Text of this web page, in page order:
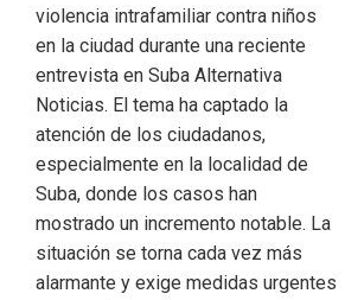
violencia intrafamiliar contra niños
en la ciudad durante una reciente
entrevista en Suba Alternativa
Noticias. El tema ha captado la
atención de los ciudadanos,
especialmente en la localidad de
Suba, donde los casos han
mostrado un incremento notable. La
situación se torna cada vez más
alarmante y exige medidas urgentes